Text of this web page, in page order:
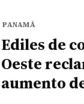
PANAMÁ
Ediles de
Oeste
aumento